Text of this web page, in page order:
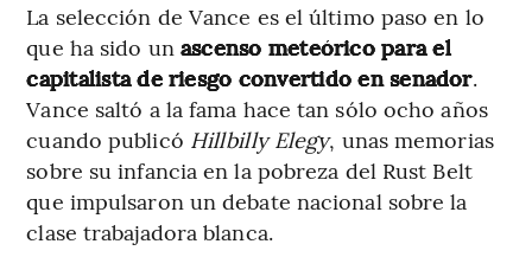
La selección de Vance es el último paso en lo
que ha sido un ascenso meteórico para el
capitalista de riesgo convertido en senador.
Vance saltó a la fama hace tan sólo ocho años
cuando publicó Hillbilly Elegy, unas memorias
sobre su infancia en la pobreza del Rust Belt
que impulsaron un debate nacional sobre la
clase trabajadora blanca.